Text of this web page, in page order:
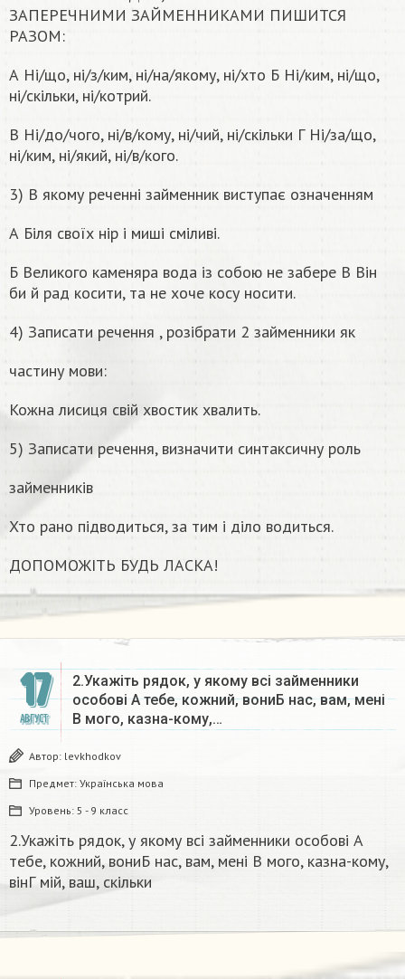
ЗАПЕРЕЧНИМИ ЗАЙМЕННИКАМИ ПИШИТСЯ
РАЗОМ:
А Ні/що, ні/з/ким, ні/на/якому, ні/хто Б Ні/ким, ні/що,
ні/скільки, ні/котрий.
В Ні/до/чого, ні/в/кому, ні/чий, ні/скільки Г Ні/за/що,
ні/ким, ні/який, ні/в/кого.
3) В якому реченні займенник виступає означенням
А Біля своїх нір і миші сміливі.
Б Великого каменяра вода із собою не забере В Він
би й рад косити, та не хоче косу носити.
4) Записати речення , розібрати 2 займенники як
частину мови:
Кожна лисиця свій хвостик хвалить.
5) Записати речення, визначити синтаксичну роль
займенників
Хто рано підводиться, за тим і діло водиться.
ДОПОМОЖІТЬ БУДЬ ЛАСКА!
17
АВГУСТ
2.Укажіть рядок, у якому всі займенники
особові А тебе, кожний, вониБ нас, вам, мені
В мого, казна-кому,…
Автор: levkhodkov
Предмет: Українська мова
Уровень: 5 - 9 класс
2.Укажіть рядок, у якому всі займенники особові А
тебе, кожний, вониБ нас, вам, мені В мого, казна-кому,
вінГ мій, ваш, скільки ​